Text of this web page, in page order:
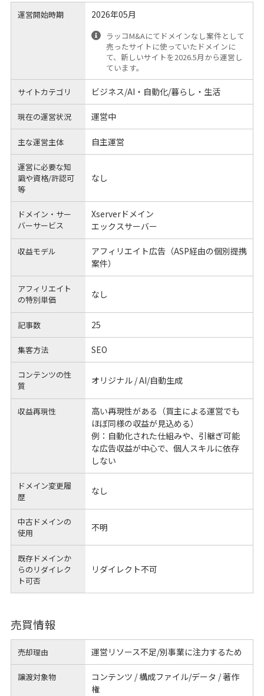
運営開始時期 2026年05月
ラッコM&Aにてドメインなし案件として
売ったサイトに使っていたドメインに
て、新しいサイトを2026.5月から運営し
ています。
サイトカテゴリ ビジネス/AI・自動化/暮らし・生活
現在の運営状況 運営中
主な運営主体 自主運営
運営に必要な知
識や資格/許認可
等
なし
ドメイン・サー
バーサービス
Xserverドメイン
エックスサーバー
収益モデル
アフィリエイト広告（ASP経由の個別提携
案件）
アフィリエイト
の特別単価 なし
記事数 25
集客方法 SEO
コンテンツの性
質
オリジナル / AI/自動生成
収益再現性
高い再現性がある（買主による運営でも
ほぼ同様の収益が見込める）
例：自動化された仕組みや、引継ぎ可能
な広告収益が中心で、個人スキルに依存
しない
ドメイン変更履
歴
なし
中古ドメインの
使用
不明
既存ドメインか
らのリダイレク
ト可否
リダイレクト不可
売買情報
売却理由 運営リソース不足/別事業に注力するため
譲渡対象物
コンテンツ / 構成ファイル/データ / 著作
権